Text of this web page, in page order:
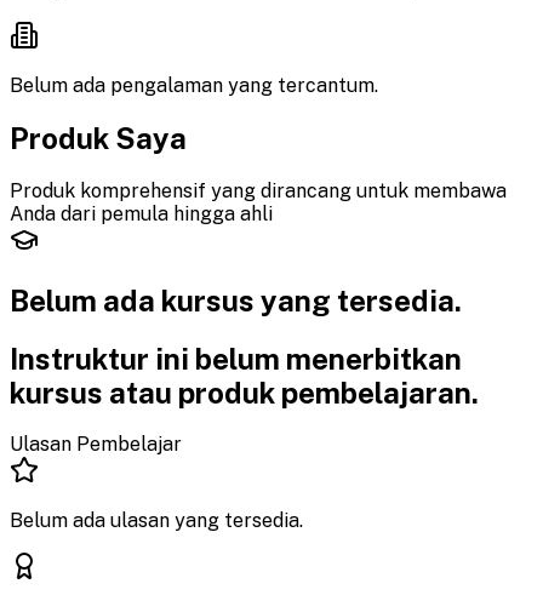
Belum ada pengalaman yang tercantum.
Produk Saya
Produk komprehensif yang dirancang untuk membawa
Anda dari pemula hingga ahli
Belum ada kursus yang tersedia.
Instruktur ini belum menerbitkan
kursus atau produk pembelajaran.
Ulasan Pembelajar
Belum ada ulasan yang tersedia.